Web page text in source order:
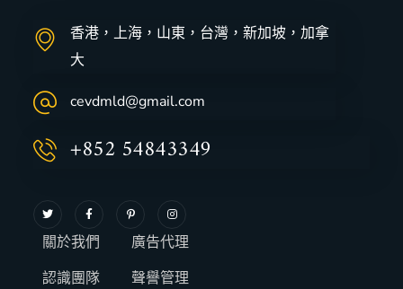
香港，上海，山東，台灣，新加坡，加拿
大
cevdmld@gmail.com
+852 54843349
關於我們
認識團隊
廣告代理
聲譽管理